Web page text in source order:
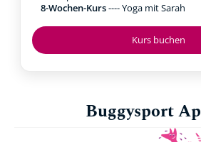
Kurs buchen
8-Wochen-Kurs---- Yoga mit Sarah
Buggysport